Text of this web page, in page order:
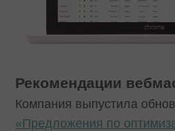
Рекомендации
Компания выпустила
«Предложения по